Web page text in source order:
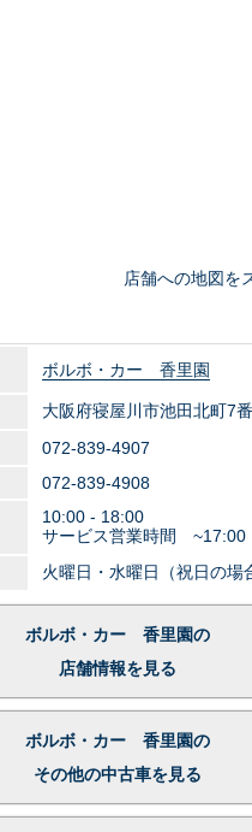
店舗への地図を
ボルボ・カー 香里園
大阪府寝屋川市池田北町7
072-839-4907
072-839-4908
10:00 - 18:00
サービス営業時間 ~17:00
火曜日・水曜日（祝日の場
ボルボ・カー 香里園の
店舗情報を見る
ボルボ・カー 香里園の
その他の中古車を見る